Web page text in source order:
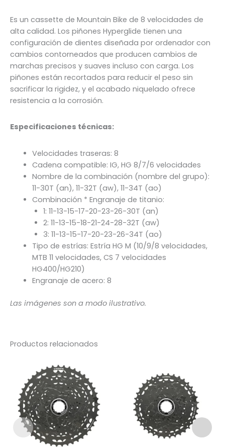
Es un cassette de Mountain Bike de 8 velocidades de
alta calidad. Los piñones Hyperglide tienen una
configuración de dientes diseñada por ordenador con
cambios contorneados que producen cambios de
marchas precisos y suaves incluso con carga. Los
piñones están recortados para reducir el peso sin
sacrificar la rigidez, y el acabado niquelado ofrece
resistencia a la corrosión.
Especificaciones técnicas:
Velocidades traseras: 8
Cadena compatible: IG, HG 8/7/6 velocidades
Nombre de la combinación (nombre del grupo):
11-30T (an), 11-32T (aw), 11-34T (ao)
Combinación * Engranaje de titanio:
1: 11-13-15-17-20-23-26-30T (an)
2: 11-13-15-18-21-24-28-32T (aw)
3: 11-13-15-17-20-23-26-34T (ao)
Tipo de estrías: Estría HG M (10/9/8 velocidades,
MTB 11 velocidades, CS 7 velocidades
HG400/HG210)
Engranaje de acero: 8
Las imágenes son a modo ilustrativo.
Productos relacionados